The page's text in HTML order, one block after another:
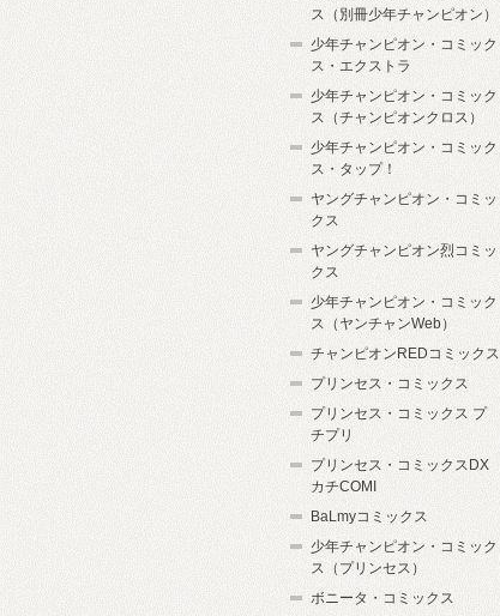
ス（別冊少年チャンピオン）
少年チャンピオン・コミック
ス・エクストラ
少年チャンピオン・コミック
ス（チャンピオンクロス）
少年チャンピオン・コミック
ス・タップ！
ヤングチャンピオン・コミッ
クス
ヤングチャンピオン烈コミッ
クス
少年チャンピオン・コミック
ス（ヤンチャンWeb）
チャンピオンREDコミックス
プリンセス・コミックス
プリンセス・コミックス プ
チプリ
プリンセス・コミックスDX
カチCOMI
BaLmyコミックス
少年チャンピオン・コミック
ス（プリンセス）
ボニータ・コミックス